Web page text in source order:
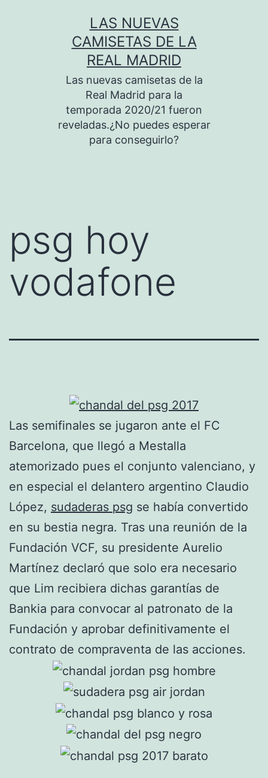
LAS NUEVAS
CAMISETAS DE LA
REAL MADRID
Las nuevas camisetas de la
Real Madrid para la
temporada 2020/21 fueron
reveladas.¿No puedes esperar
para conseguirlo?
psg hoy
vodafone
Las semifinales se jugaron ante el FC
Barcelona, que llegó a Mestalla
atemorizado pues el conjunto valenciano, y
en especial el delantero argentino Claudio
López, sudaderas psg se había convertido
en su bestia negra. Tras una reunión de la
Fundación VCF, su presidente Aurelio
Martínez declaró que solo era necesario
que Lim recibiera dichas garantías de
Bankia para convocar al patronato de la
Fundación y aprobar definitivamente el
contrato de compraventa de las acciones.